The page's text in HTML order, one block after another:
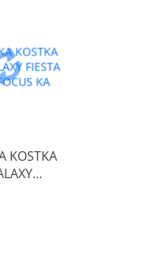
KOSTKA